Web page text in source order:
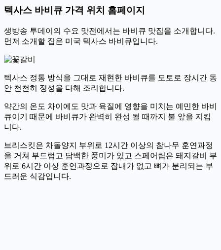
텍사스 바비큐 가격 위치 홈페이지
생방송 투데이의 수요 맛전에서는 바비큐 맛집을 소개합니다.
먼저 소개할 집은 미국 텍사스 바비큐입니다.
텍사스 정통 방식을 그대로 재현한 바비큐를 모토로 장시간 동
안 천천히 정성을 다해 조리합니다.
약간의 온도 차이에도 맛과 육질에 영향을 미치는 예민한 바비
큐이기 때문에 바비큐가 완벽히 완성 될 때까지 불 앞을 지킵
니다.
브리스킷은 차돌양지 부위로 12시간 이상의 참나무 훈연과정
을 거쳐 부드럽고 담백한 풍미가 있고 스페어립은 돼지갈비 부
위로 6시간 이상 훈연과정으로 잡내가 없고 뼈가 분리되는 부
드러운 식감입니다.